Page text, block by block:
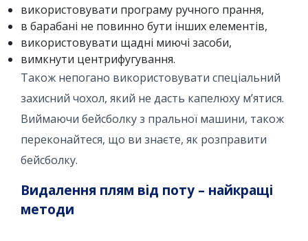
використовувати програму ручного прання,
в барабані не повинно бути інших елементів,
використовувати щадні миючі засоби,
вимкнути центрифугування.
Також непогано використовувати спеціальний
захисний чохол, який не дасть капелюху м’ятися.
Виймаючи бейсболку з пральної машини, також
переконайтеся, що ви знаєте, як розправити
бейсболку.
Видалення плям від поту – найкращі
методи